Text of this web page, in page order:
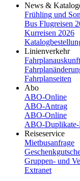
News &
Frühling und
Bus Flugreisen
Kurreisen 2026
Linienverkehr
Fahrplanauskunft
Fahrplanseiten
Abo
ABO-Online
ABO-​Antrag
ABO-​Online
ABO-​
Reiseservice
Mietbusanfrage
Gruppen- und
Extranet